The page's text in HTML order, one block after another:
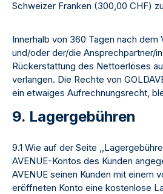
Schweizer Franken (300,00 CHF)
Innerhalb von 360 Tagen nach dem
und/oder der/die Ansprechpartner/
Rückerstattung des Nettoerlöses
verlangen. Die Rechte von
ein etwaiges Aufrechnungsrecht,
9. Lagergebühren
9.1 Wie auf der Seite
AVENUE-Kontos des Kunden
AVENUE seinen Kunden mit einem
eröffneten Konto eine kostenlose